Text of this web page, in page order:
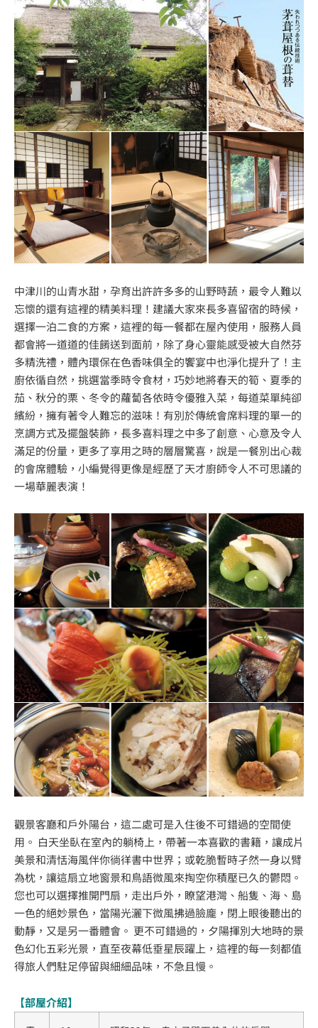
中津川的山青水甜，孕育出許許多多的山野時蔬，最令人難以
忘懷的還有這裡的精美料理！建議大家來長多喜留宿的時候，
選擇一泊二食的方案，這裡的每一餐都在屋內使用，服務人員
都會將一道道的佳餚送到面前，除了身心靈能感受被大自然芬
多精洗禮，體內環保在色香味俱全的饗宴中也淨化提升了！主
廚依循自然，挑選當季時令食材，巧妙地將春天的筍、夏季的
茄、秋分的栗、冬令的蘿蔔各依時令優雅入菜，每道菜單純卻
繽紛，擁有著令人難忘的滋味！有別於傳統會席料理的單一的
烹調方式及擺盤裝飾，長多喜料理之中多了創意、心意及令人
滿足的份量，更多了享用之時的層層驚喜，說是一餐別出心裁
的會席體驗，小編覺得更像是經歷了天才廚師令人不可思議的
一場華麗表演！
觀景客廳和戶外陽台，這二處可是入住後不可錯過的空間使
用。 白天坐臥在室內的躺椅上，帶著一本喜歡的書籍，讓成片
美景和清恬海風伴你徜徉書中世界；或乾脆暫時孑然一身以臂
為枕，讓這扇立地窗景和鳥語微風來掏空你積壓已久的鬱悶。
您也可以選擇推開門扇，走出戶外，瞭望港灣、船隻、海、島
一色的絕妙景色，當陽光灑下微風拂過臉龐，閉上眼後聽出的
動靜，又是另一番體會。 更不可錯過的，夕陽揮別大地時的景
色幻化五彩光景，直至夜幕低垂星辰躍上，這裡的每一刻都值
得旅人們駐足停留與細細品味，不急且慢。
【部屋介紹】